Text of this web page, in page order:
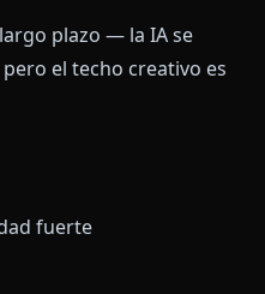
plazo — la IA se
el techo creativo es
fuerte